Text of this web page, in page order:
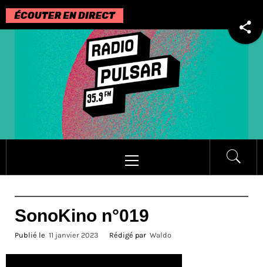
Passer
au
contenu
principal
SonoKino n°019
Publié le 11 janvier 2023 Rédigé par Waldo